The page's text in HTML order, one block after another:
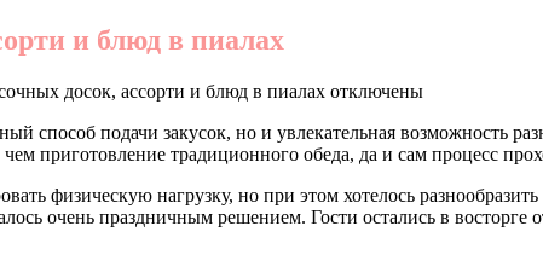
и блюд в пиалах
досок, ассорти и блюд в пиалах отключены
способ подачи закусок, но и увлекательная возможность
приготовление традиционного обеда, да и сам процесс
физическую нагрузку, но при этом хотелось
очень праздничным решением. Гости остались в восторге